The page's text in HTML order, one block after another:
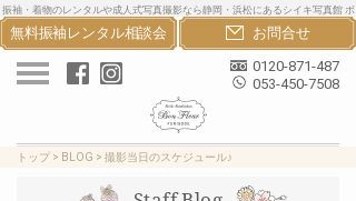
振袖・着物のレンタルや成人式写真撮影なら静岡・浜松にあるシイキ写真館 ボ
ンフルール振袖へ。おしゃれな振袖・着物・卒業袴のレンタルと成人式写真撮
影で一生の思い出を
0120-871-487
053-450-7508
お問合せ
無料振袖レンタル相談会
トップ > BLOG > 撮影当日のスケジュール♪